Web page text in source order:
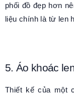
phối đồ đẹp hơn
liệu chính là từ len
5. Áo khoác
Thiết kế của một